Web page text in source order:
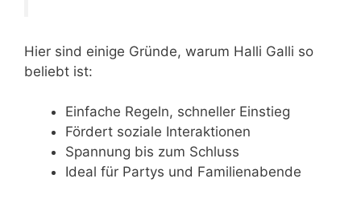
Hier sind einige Gründe, warum Halli Galli so
beliebt ist:
Einfache Regeln, schneller Einstieg
Fördert soziale Interaktionen
Spannung bis zum Schluss
Ideal für Partys und Familienabende